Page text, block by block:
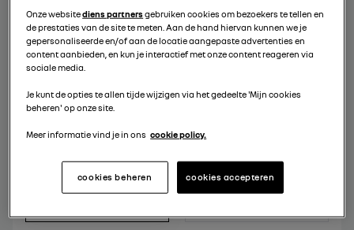
BROCHURE MODEL
Onze websitediens partnersgebruiken cookies om bezoekers te tellen en
de prestaties van de site te meten. Aan de hand hiervan kunnen we je
gepersonaliseerde en/of aan de locatie aangepaste advertenties en
content aanbieden, en kun je interactief met onze content reageren via
sociale media.
Je kunt de opties te allen tijde wijzigen via het gedeelte 'Mijn cookies
beheren' op onze site.
Meer informatie vind je in ons cookie policy.
cookies accepteren
cookies beheren